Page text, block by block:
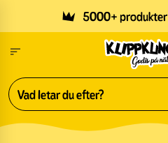
5000+ produkter